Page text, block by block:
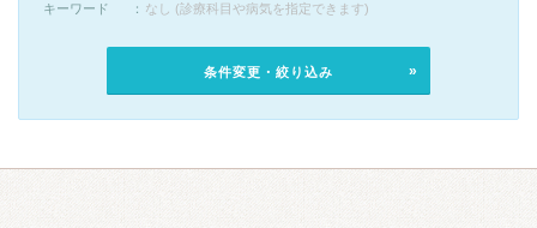
キーワード
なし (診療科目や病気を指定できます)
条件変更・絞り込み